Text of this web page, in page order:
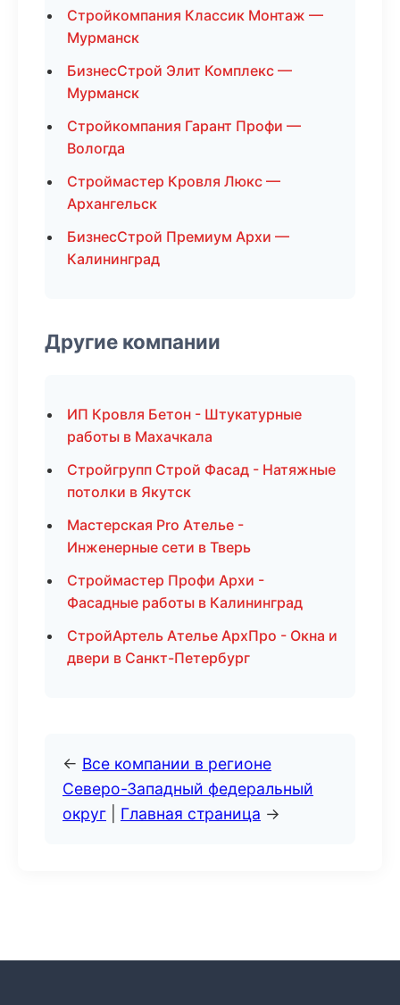
Стройкомпания Классик Монтаж —
Мурманск
БизнесСтрой Элит Комплекс —
Мурманск
Стройкомпания Гарант Профи —
Вологда
Строймастер Кровля Люкс —
Архангельск
БизнесСтрой Премиум Архи —
Калининград
Другие компании
ИП Кровля Бетон - Штукатурные
работы в Махачкала
Стройгрупп Строй Фасад - Натяжные
потолки в Якутск
Мастерская Pro Ателье -
Инженерные сети в Тверь
Строймастер Профи Архи -
Фасадные работы в Калининград
СтройАртель Ателье АрхПро - Окна и
двери в Санкт-Петербург
← Все компании в регионе
Северо-Западный федеральный
округ
Главная страница →